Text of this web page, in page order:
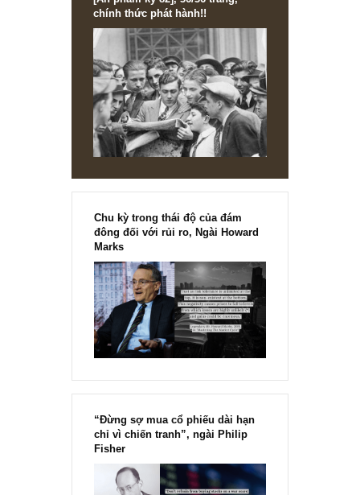
sự của bạn, vì những suy nghỉ của bạn cũng giống như
mình hiện tại. Tôi cũng luôn tin tưởng vào thuyết đầu tư
trị vì đã từng vấp ngã trên thị trường khi đi theo số đông
không biết mình đang mua gì và nắm giử gì. Và chỉ có giá
trị mới thật sự đem lại được lợi ít lâu dài. Chúc bạn luôn
thành công và may mắn trong con đường mình chọn.
[Ấn phẩm kỳ 82], 36/36 trang,
chính thức phát hành!!